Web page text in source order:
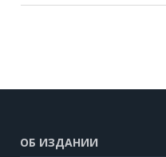
ОБ ИЗДАНИИ